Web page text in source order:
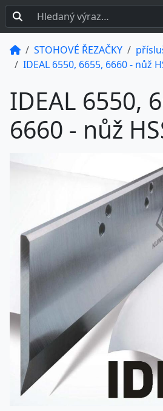
STOHOVÉ ŘEZAČKY
IDEAL 6550, 6655, 6660 - nůž
IDEAL 6550,
6660 - nůž